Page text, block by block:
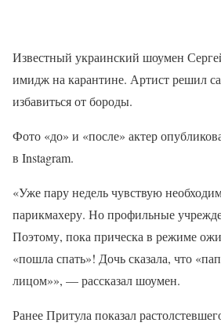
Известный украинский шоумен
имидж на карантине. Артист решил
избавиться от бороды.
Фото «до» и «после» актер
в Instagram.
«Уже пару недель чувствую
парикмахеру. Но профильные
Поэтому, пока прическа в режиме
«пошла спать»! Дочь сказала, что
лицом»», — рассказал шоумен.
Ранее Притула показал